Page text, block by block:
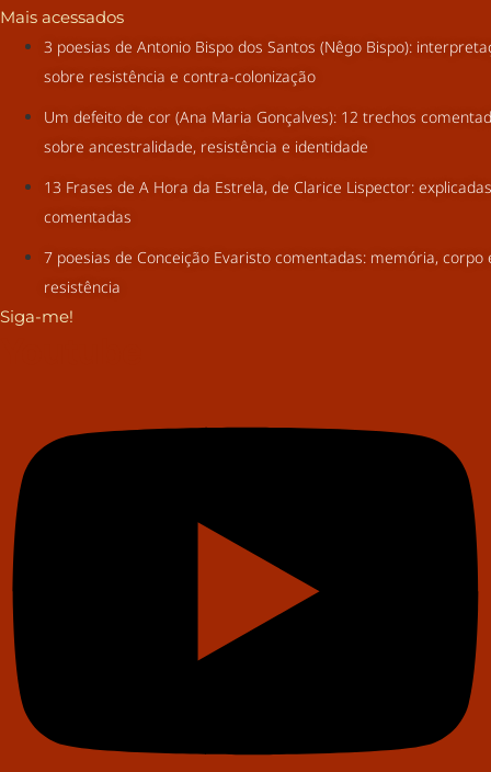
Mais acessados
3 poesias de Antonio Bispo dos Santos (Nêgo Bispo):
sobre resistência e contra-colonização
Um defeito de cor (Ana Maria Gonçalves): 12 trechos
sobre ancestralidade, resistência e identidade
13 Frases de A Hora da Estrela, de Clarice Lispector:
comentadas
7 poesias de Conceição Evaristo comentadas: memória, corpo
resistência
Siga-me!